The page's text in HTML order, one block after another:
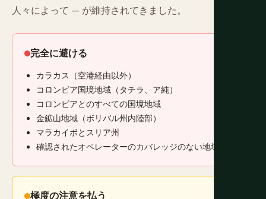
人々によって — が維持されてきました。
完全に避ける
カラカス（空港経由以外）
コロンビア国境地域（タチラ、ア純）
コロンビアとのすべての国境地域
金鉱山地域（ボリバル州内陸部）
マラカイボとスリア州
確認されたオペレーターのカバレッジのない地域
極度の注意を払う